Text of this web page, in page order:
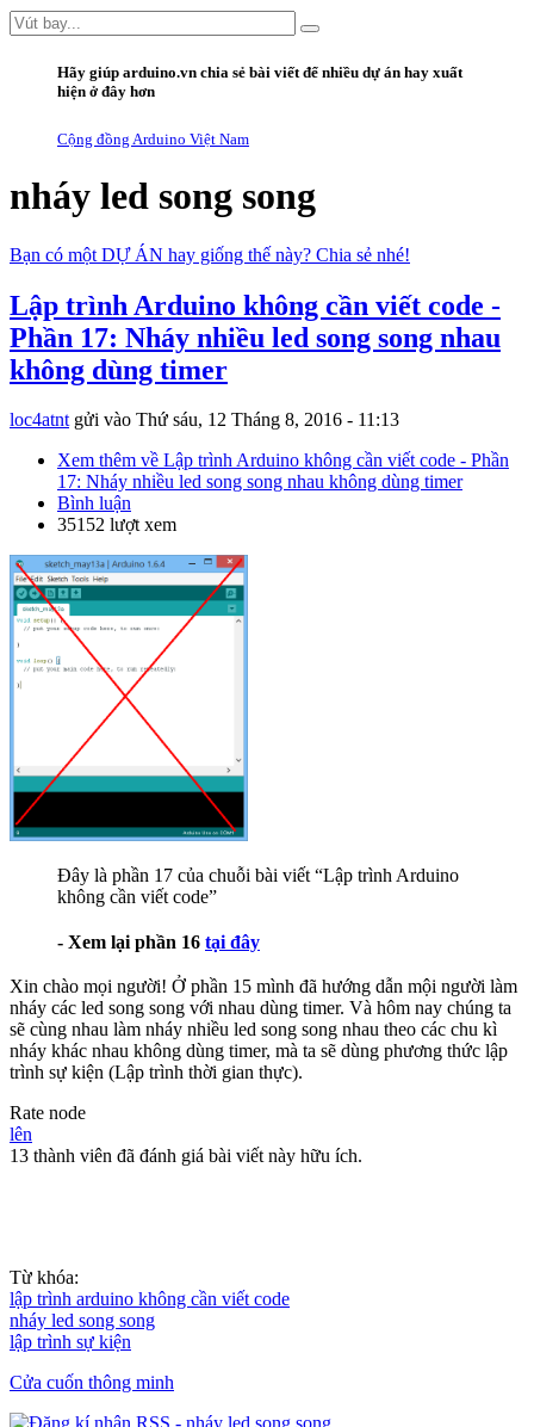
Hãy giúp arduino.vn chia sẻ bài viết để nhiều dự án hay xuất
hiện ở đây hơn
Cộng đồng Arduino Việt Nam
nháy led song song
Bạn có một DỰ ÁN hay giống thế này? Chia sẻ nhé!
Lập trình Arduino không cần viết code -
Phần 17: Nháy nhiều led song song nhau
không dùng timer
loc4atntgửi vào Thứ sáu, 12 Tháng 8, 2016 - 11:13
Xem thêm về Lập trình Arduino không cần viết code - Phần
17: Nháy nhiều led song song nhau không dùng timer
Bình luận
35152 lượt xem
Đây là phần 17 của chuỗi bài viết “Lập trình Arduino
không cần viết code”
- Xem lại phần 16 tại đây
Xin chào mọi người! Ở phần 15 mình đã hướng dẫn mội người làm
nháy các led song song với nhau dùng timer. Và hôm nay chúng ta
sẽ cùng nhau làm nháy nhiều led song song nhau theo các chu kì
nháy khác nhau không dùng timer, mà ta sẽ dùng phương thức lập
trình sự kiện (Lập trình thời gian thực).
Rate node
lên
13 thành viên đã đánh giá bài viết này hữu ích.
Từ khóa:
lập trình arduino không cần viết code
nháy led song song
lập trình sự kiện
Cửa cuốn thông minh